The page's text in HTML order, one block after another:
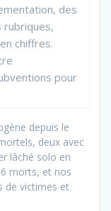
des
rubriques,
chiffres.
pour
depuis le
deux avec
lâché solo en
morts, et nos
de victimes et